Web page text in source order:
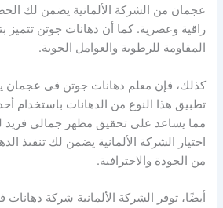
عجمان من الشركة الألمانية يضمن لك
راقية وعصرية. كما أن دهانات جوتن تتميز
المقاومة للرطوبة والعوامل الجوية.
كذلك، فإن معلم دهانات جوتن فى عجمان
تطبيق هذا النوع من الدهانات باستخدام
مما يساعد على تحقيق مظهر جمالي فريد
اختيار الشركة الألمانية يضمن لك تنفىذ
من الجودة والاحترافىة.
أيضًا، توفر الشركة الألمانية شركة